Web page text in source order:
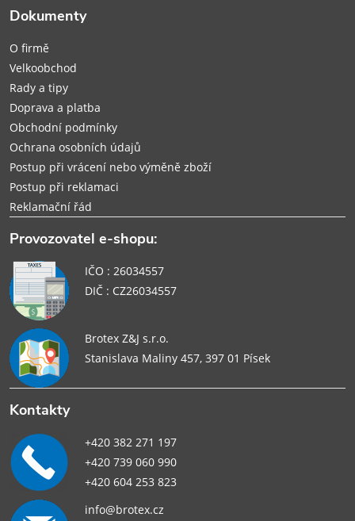
Dokumenty
O firmě
Velkoobchod
Rady a tipy
Doprava a platba
Obchodní podmínky
Ochrana osobních údajů
Postup při vrácení nebo výměně zboží
Postup při reklamaci
Reklamační řád
Provozovatel e-shopu:
IČO : 26034557
DIČ : CZ26034557
Brotex Z&J s.r.o.
Stanislava Maliny 457, 397 01 Písek
Kontakty
+420 382 271 197
+420 739 060 990
+420 604 253 823
info@brotex.cz